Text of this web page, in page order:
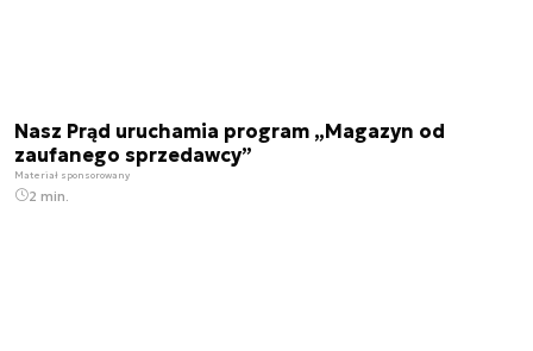
Nasz Prąd uruchamia program „Magazyn od
zaufanego sprzedawcy”
Materiał sponsorowany
2 min.